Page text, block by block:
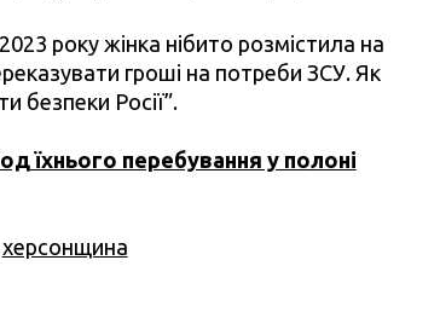
року жінка нібито розмістила на
гроші на потреби ЗСУ. Як
безпеки Росії”.
їхнього перебування у полоні
херсонщина